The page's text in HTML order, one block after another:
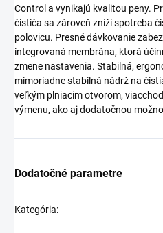
Control a vynikajú kvalitou peny.
čističa sa zároveň zníži spotreba
polovicu. Presné dávkovanie
integrovaná membrána, ktorá
zmene nastavenia. Stabilná,
mimoriadne stabilná nádrž na
veľkým plniacim otvorom,
výmenu, ako aj dodatočnou
Dodatočné parametre
Kategória: